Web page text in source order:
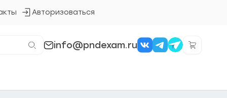
Авторизоваться
Кнопка
info@pndexam.ru